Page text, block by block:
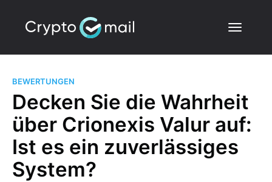
BEWERTUNGEN
Decken Sie die Wahrheit
über Crionexis Valur auf:
Ist es ein zuverlässiges
System?